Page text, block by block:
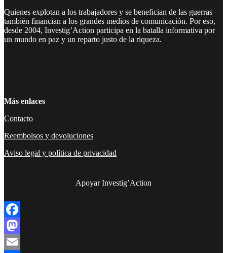
Quienes explotan a los trabajadores y se benefician de las guerras
también financian a los grandes medios de comunicación. Por eso,
desde 2004, Investig’Action participa en la batalla informativa por
un mundo en paz y un reparto justo de la riqueza.
Más enlaces
Contacto
Reembolsos y devoluciones
Aviso legal y política de privacidad
Apoyar Investig’Action
Facebook
Mastodon